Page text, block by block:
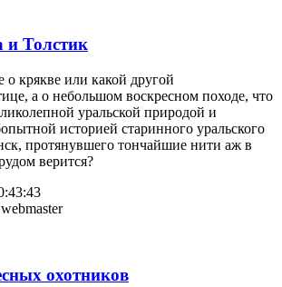
и Толстик
о крякве или какой другой
а о небольшом воскресном походе, что
уральской природой и
историей старинного уральского
протянувшего тончайшие нити аж в
верится?
охотников